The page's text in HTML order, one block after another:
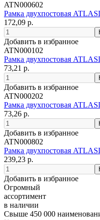
ATN000602
Рамка двухпостовая
172,09 р.
Добавить в избранное
ATN000102
Рамка двухпостовая
73,21 р.
Добавить в избранное
ATN000202
Рамка двухпостовая
73,26 р.
Добавить в избранное
ATN000802
Рамка двухпостовая
239,23 р.
Добавить в избранное
Огромный
ассортимент
в наличии
Свыше 450 000